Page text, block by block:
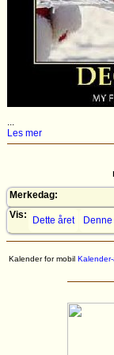
...
Les mer
Merkedag:
Vis:
Dette året
Kalender for mobil